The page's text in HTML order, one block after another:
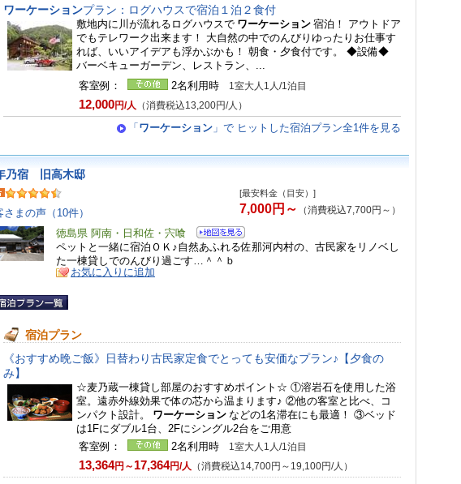
ワーケーションプラン：ログハウスで宿泊１泊２食付
敷地内に川が流れるログハウスで ワーケーション 宿泊！ アウトドア
でもテレワーク出来ます！ 大自然の中でのんびりゆったりお仕事す
れば、いいアイデアも浮かぶかも！ 朝食・夕食付です。 ◆設備◆
バーベキューガーデン、レストラン、...
客室例：
2名利用時 1室大人1人/1泊目
12,000円/人 （消費税込13,200円/人）
「 ワーケーション 」で ヒットした宿泊プラン全1件を見る
乃宿 旧高木邸
さまの声（10件）
[最安料金（目安）]
7,000円～ （消費税込7,700円～）
徳島県 阿南・日和佐・宍喰
ペットと一緒に宿泊ＯＫ♪自然あふれる佐那河内村の、古民家をリノベし
た一棟貸しでのんびり過ごす…＾＾ｂ
お気に入りに追加
宿泊プラン
《おすすめ晩ご飯》日替わり古民家定食でとっても安価なプラン♪【夕食の
み】
☆麦乃蔵一棟貸し部屋のおすすめポイント☆ ①溶岩石を使用した浴
室。遠赤外線効果で体の芯から温まります♪ ②他の客室と比べ、コ
ンパクト設計。
ワーケーション などの1名滞在にも最適！ ③ベッド
は1Fにダブル1台、2Fにシングル2台をご用意
客室例：
2名利用時 1室大人1人/1泊目
13,364円～ 17,364円/人 （消費税込14,700円～19,100円/人）